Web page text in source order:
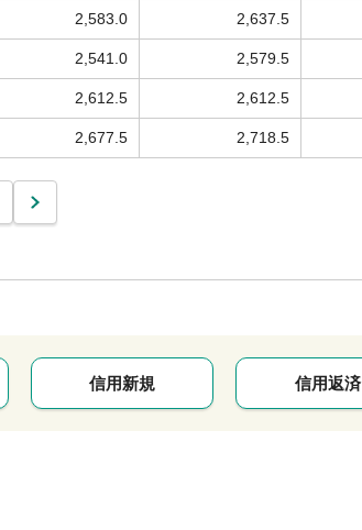
2,583.0 2,637.5
2,541.0 2,579.5
2,612.5 2,612.5
2,677.5 2,718.5
信用新規 信用返済